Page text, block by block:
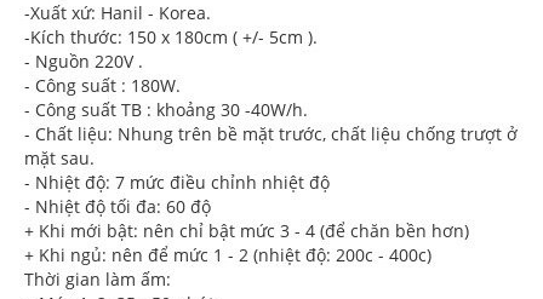
-Xuất xứ: Hanil - Korea.
-Kích thước: 150 x 180cm ( +/- 5cm ).
- Nguồn 220V .
- Công suất : 180W.
- Công suất TB : khoảng 30 -40W/h.
- Chất liệu: Nhung trên bề mặt trước, chất liệu chống trượt ở
mặt sau.
- Nhiệt độ: 7 mức điều chỉnh nhiệt độ
- Nhiệt độ tối đa: 60 độ
+ Khi mới bật: nên chỉ bật mức 3 - 4 (để chăn bền hơn)
+ Khi ngủ: nên để mức 1 - 2 (nhiệt độ: 200c - 400c)
Thời gian làm ấm: